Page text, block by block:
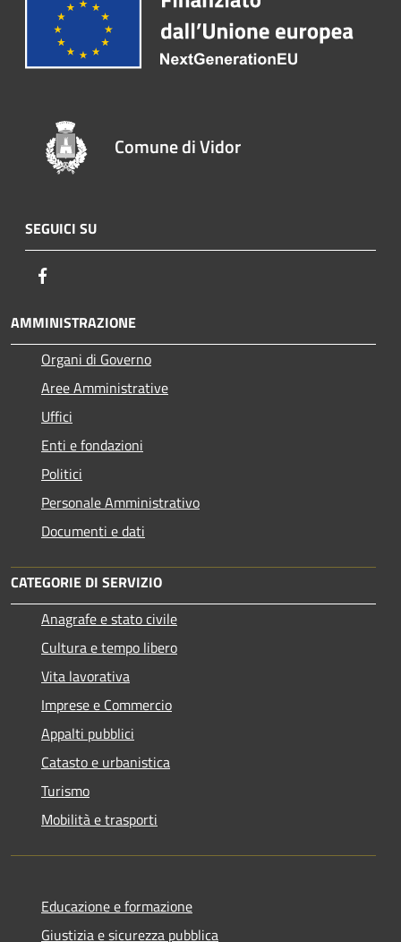
Comune di Vidor
SEGUICI SU
AMMINISTRAZIONE
Organi di Governo
Aree Amministrative
Uffici
Enti e fondazioni
Politici
Personale Amministrativo
Documenti e dati
CATEGORIE DI SERVIZIO
Anagrafe e stato civile
Cultura e tempo libero
Vita lavorativa
Imprese e Commercio
Appalti pubblici
Catasto e urbanistica
Turismo
Mobilità e trasporti
Educazione e formazione
Giustizia e sicurezza pubblica